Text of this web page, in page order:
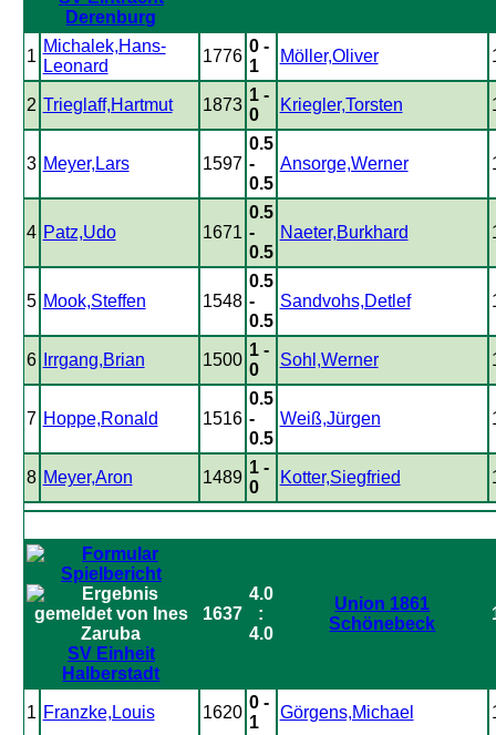
Derenburg
1
Michalek,Hans-
Leonard
1776
0 -
1
Möller,Oliver
2 Trieglaff,Hartmut 1873
1 -
0
Kriegler,Torsten
3 Meyer,Lars 1597
0.5
-
0.5
Ansorge,Werner
4 Patz,Udo 1671
0.5
-
0.5
Naeter,Burkhard
5 Mook,Steffen 1548
0.5
-
0.5
Sandvohs,Detlef
6 Irrgang,Brian 1500
1 -
0
Sohl,Werner
7 Hoppe,Ronald 1516
0.5
-
0.5
Weiß,Jürgen
8 Meyer,Aron 1489
1 -
0
Kotter,Siegfried
SV Einheit
Halberstadt
1637
4.0
:
4.0
Union 1861
Schönebeck
1 Franzke,Louis 1620
0 -
1
Görgens,Michael